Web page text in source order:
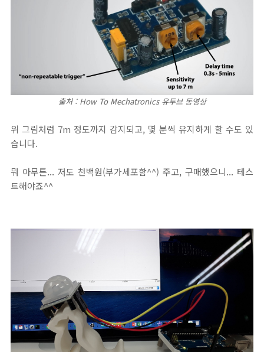
출처 : How To Mechatronics 유투브 동영상
위 그림처럼 7m 정도까지 감지되고, 몇 분씩 유지하게 할 수도 있
습니다.
뭐 아무튼... 저도 천백원(부가세포함^^) 주고, 구매했으니... 테스
트해야죠^^